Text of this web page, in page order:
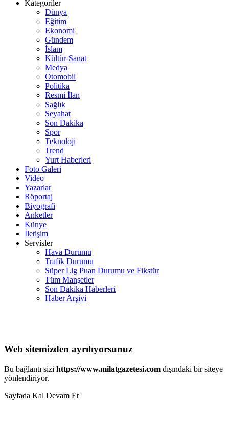
Kategoriler
Dünya
Eğitim
Ekonomi
Gündem
İslam
Kültür-Sanat
Medya
Otomobil
Politika
Resmi İlan
Sağlık
Seyahat
Son Dakika
Spor
Teknoloji
Trend
Yurt Haberleri
Foto Galeri
Video
Yazarlar
Röportaj
Biyografi
Anketler
Künye
İletişim
Servisler
Hava Durumu
Trafik Durumu
Süper Lig Puan Durumu ve Fikstür
Tüm Manşetler
Son Dakika Haberleri
Haber Arşivi
Web sitemizden ayrılıyorsunuz
Bu bağlantı sizi https://www.milatgazetesi.com dışındaki bir siteye
yönlendiriyor.
Sayfada Kal Devam Et